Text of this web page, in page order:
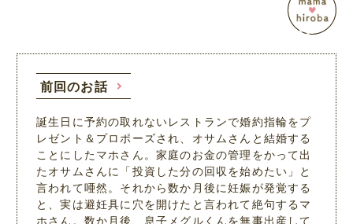
前回のお話
誕生日に予約の取れないレストランで婚約指輪をプ
レゼント＆プロポーズされ、オサムさんと結婚する
ことにしたマホさん。家庭のお金の管理をかって出
たオサムさんに「投資した分の回収を始めたい」と
言われて唖然。それから数か月後に妊娠が発覚する
と、実は避妊具に穴を開けたと言われて絶句するマ
ホさん。数か月後、息子メグルくんを無事出産して